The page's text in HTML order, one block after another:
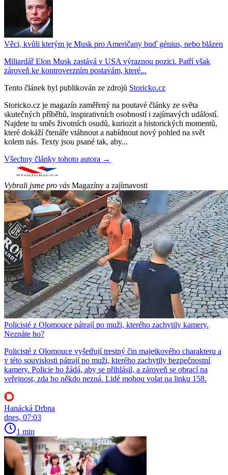
Věci, kvůli kterým je Musk pro Američany buď génius, nebo blázen
Miliardář Elon Musk zastává v USA výraznou pozici. Patří však
zároveň ke kontroverzním postavám, které...
Tento článek byl publikován ze zdrojů Storicko.cz
Storicko.cz je magazín zaměřený na poutavé články ze světa
skutečných příběhů, inspirativních osobností i zajímavých událostí.
Najdete tu směs životních osudů, kuriozit a historických momentů,
které dokáží čtenáře vtáhnout a nabídnout nový pohled na svět
kolem nás. Texty jsou psané tak, aby...
Všechny články tohoto autora →
Vybrali jsme pro vás Magazíny a zajímavosti
Policisté z Olomouce pátrají po muži, kterého zachytily kamery.
Neznáte ho?
Policisté z Olomouce vyšetřují trestný čin majetkového charakteru a
v této souvislosti pátrají po muži, kterého zachytily bezpečnostní
kamery. Policie ho žádá, aby se přihlásil, a zároveň se obrací na
veřejnost, zda ho někdo nezná. Lidé mohou volat na linku 158.
Hanácká Drbna
dnes, 07:03
1 min